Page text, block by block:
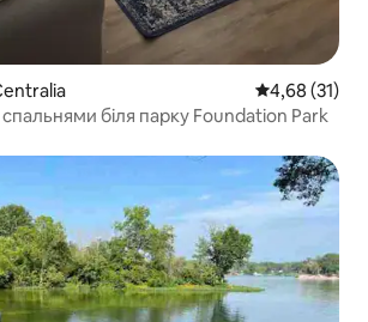
Середня
4,68 (31)
біля парку Foundation Park